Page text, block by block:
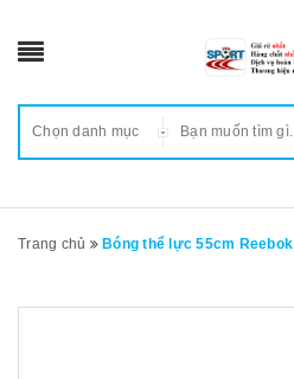
Chọn danh mục
Trang chủ Bóng thể lực 55cm Reebok